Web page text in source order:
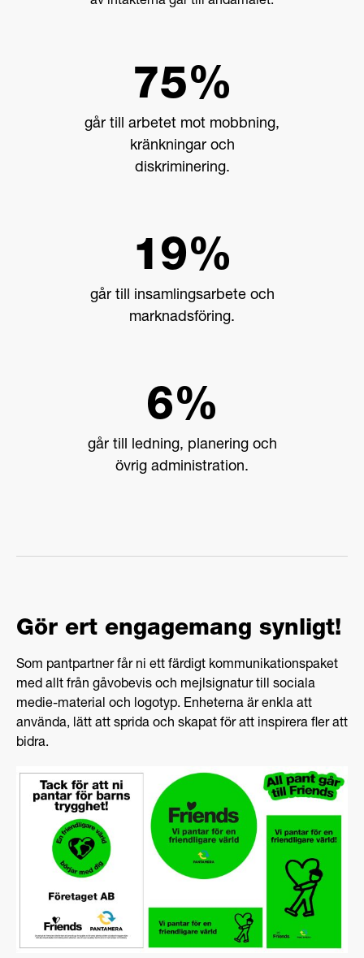
75%
går till arbetet mot mobbning,
kränkningar och
diskriminering.
19%
går till insamlingsarbete och
marknadsföring.
6%
går till ledning, planering och
övrig administration.
Gör ert engagemang synligt!
Som pantpartner får ni ett färdigt kommunikationspaket
med allt från gåvobevis och mejlsignatur till sociala
medie-material och logotyp. Enheterna är enkla att
använda, lätt att sprida och skapat för att inspirera fler att
bidra.